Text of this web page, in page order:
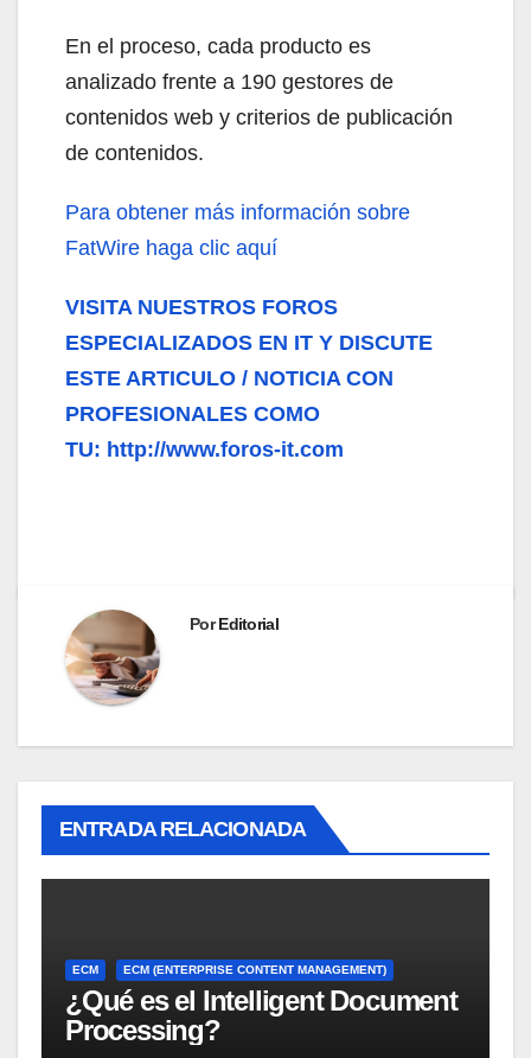
En el proceso, cada producto es
analizado frente a 190 gestores de
contenidos web y criterios de publicación
de contenidos.
Para obtener más información sobre
FatWire haga clic aquí
VISITA NUESTROS FOROS
ESPECIALIZADOS EN IT Y DISCUTE
ESTE ARTICULO / NOTICIA CON
PROFESIONALES COMO
TU: http://www.foros-it.com
PorEditorial
ENTRADA RELACIONADA
ECM ECM (ENTERPRISE CONTENT MANAGEMENT)
¿Qué es el Intelligent Document
Processing?